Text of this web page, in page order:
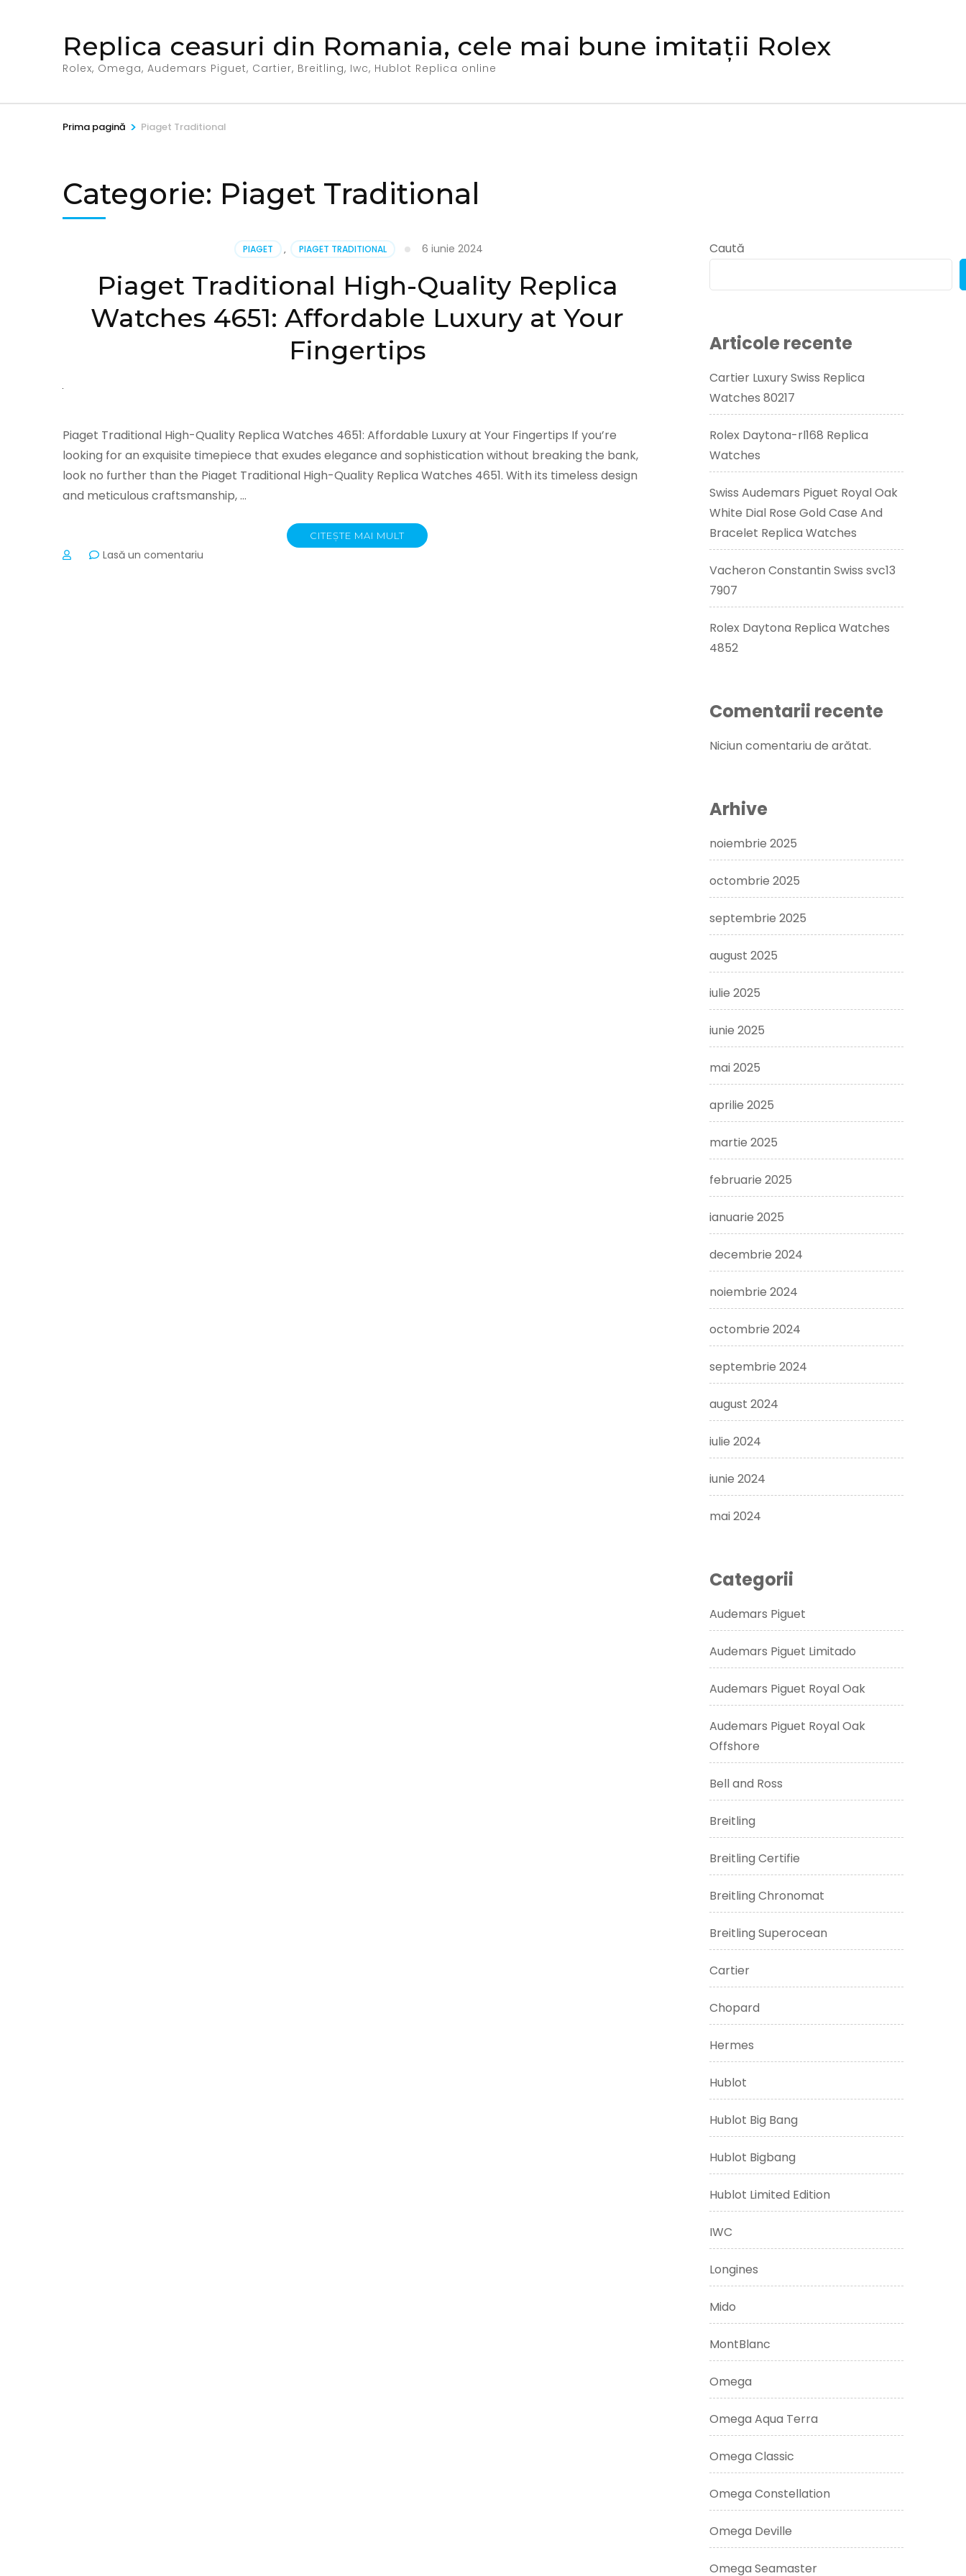
Replica ceasuri din Romania, cele mai bune imitații Rolex
Rolex, Omega, Audemars Piguet, Cartier, Breitling, Iwc, Hublot Replica online
Prima pagină > Piaget Traditional
Categorie: Piaget Traditional
PIAGET , PIAGET TRADITIONAL 6 iunie 2024
Piaget Traditional High-Quality Replica
Watches 4651: Affordable Luxury at Your
Fingertips
Piaget Traditional High-Quality Replica Watches 4651: Affordable Luxury at Your Fingertips If you’re
looking for an exquisite timepiece that exudes elegance and sophistication without breaking the bank,
look no further than the Piaget Traditional High-Quality Replica Watches 4651. With its timeless design
and meticulous craftsmanship, …
CITEȘTE MAI MULT
Lasă un comentariu
Caută
Articole recente
Cartier Luxury Swiss Replica
Watches 80217
Rolex Daytona-rl168 Replica
Watches
Swiss Audemars Piguet Royal Oak
White Dial Rose Gold Case And
Bracelet Replica Watches
Vacheron Constantin Swiss svc13
7907
Rolex Daytona Replica Watches
4852
Comentarii recente
Niciun comentariu de arătat.
Arhive
noiembrie 2025
octombrie 2025
septembrie 2025
august 2025
iulie 2025
iunie 2025
mai 2025
aprilie 2025
martie 2025
februarie 2025
ianuarie 2025
decembrie 2024
noiembrie 2024
octombrie 2024
septembrie 2024
august 2024
iulie 2024
iunie 2024
mai 2024
Categorii
Audemars Piguet
Audemars Piguet Limitado
Audemars Piguet Royal Oak
Audemars Piguet Royal Oak
Offshore
Bell and Ross
Breitling
Breitling Certifie
Breitling Chronomat
Breitling Superocean
Cartier
Chopard
Hermes
Hublot
Hublot Big Bang
Hublot Bigbang
Hublot Limited Edition
IWC
Longines
Mido
MontBlanc
Omega
Omega Aqua Terra
Omega Classic
Omega Constellation
Omega Deville
Omega Seamaster